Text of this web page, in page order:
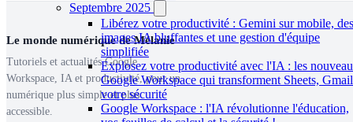
Septembre 2025
Libérez votre productivité : Gemini sur mobile, des
images IA bluffantes et une gestion d'équipe
simplifiée
Explosez votre productivité avec l'IA : les
Google Workspace qui transforment Sheets,
votre sécurité
Google Workspace : l'IA révolutionne l'éducation,
Le monde numérique de Mélanie
Tutoriels et actualités Google
Workspace, IA et productivité, pour un
numérique plus simple et plus
accessible.